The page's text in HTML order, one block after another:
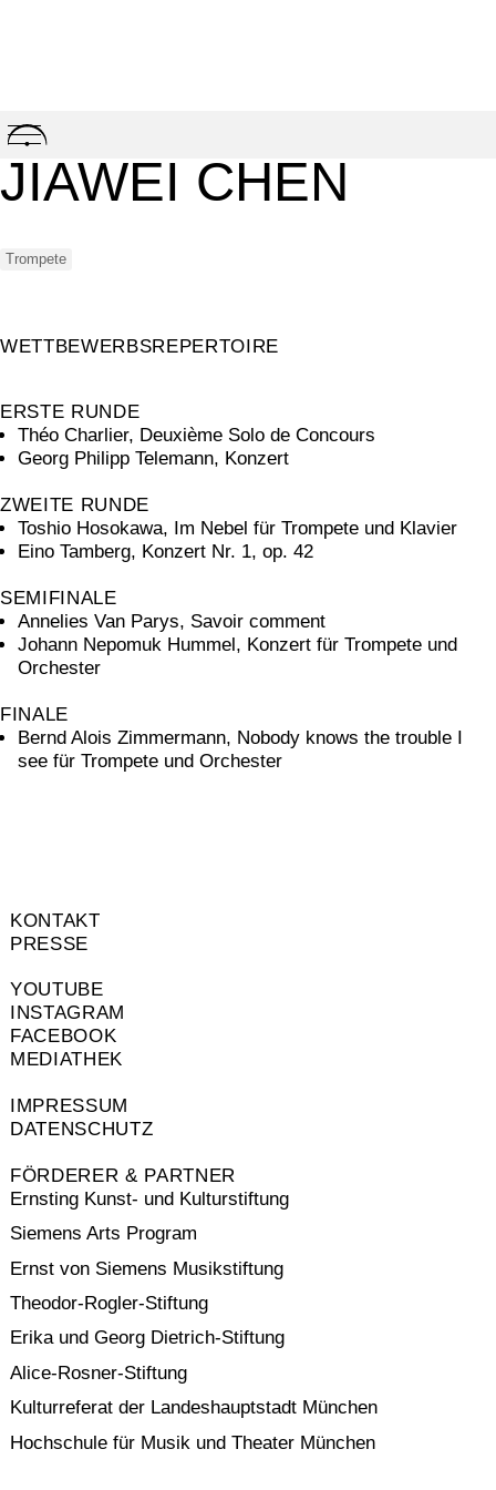
Skip
to
content
JIAWEI CHEN
Trompete
WETTBEWERBSREPERTOIRE
ERSTE RUNDE
Théo Charlier, Deuxième Solo de Concours
Georg Philipp Telemann, Konzert
ZWEITE RUNDE
Toshio Hosokawa, Im Nebel für Trompete und Klavier
Eino Tamberg, Konzert Nr. 1, op. 42
SEMIFINALE
Annelies Van Parys, Savoir comment
Johann Nepomuk Hummel, Konzert für Trompete und
Orchester
FINALE
Bernd Alois Zimmermann, Nobody knows the trouble I
see für Trompete und Orchester
KONTAKT
PRESSE
YOUTUBE
INSTAGRAM
FACEBOOK
MEDIATHEK
IMPRESSUM
DATENSCHUTZ
FÖRDERER & PARTNER
Ernsting Kunst- und Kulturstiftung
Siemens Arts Program
Ernst von Siemens Musikstiftung
Theodor-Rogler-Stiftung
Erika und Georg Dietrich-Stiftung
Alice-Rosner-Stiftung
Kulturreferat der Landeshauptstadt München
Hochschule für Musik und Theater München